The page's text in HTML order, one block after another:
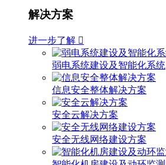
解决方案
进一步了解 
弱电系统建设及智能化系统
信息安全整体解决方案
安全云解决方案
安全无线网络建设方案